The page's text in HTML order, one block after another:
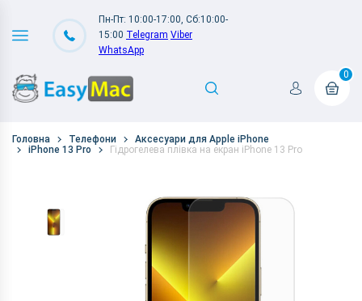
Пн-Пт: 10:00-17:00, Сб:10:00-
15:00 Telegram Viber
WhatsApp
0
Головна Телефони
Аксесуари для Apple iPhone
iPhone 13 Pro
Гідрогелева плівка на екран iPhone 13 Pro